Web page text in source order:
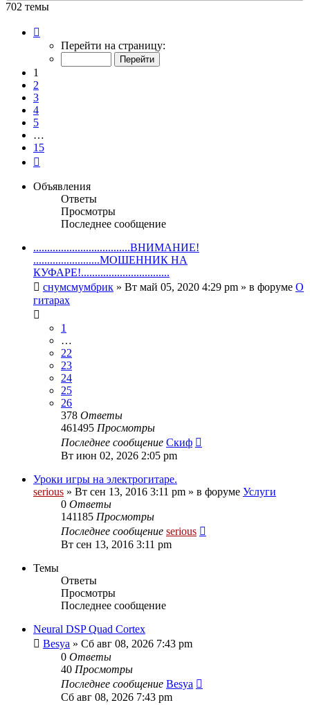
702 темы
Перейти на страницу:
1
2
3
4
5
…
15
Объявления
Ответы
Просмотры
Последнее сообщение
...................................ВНИМАНИЕ!
........................МОШЕННИК НА
КУФАРЕ!................................
снумсмумбрик » Вт май 05, 2020 4:29 pm » в форуме О
гитарах
1
…
22
23
24
25
26
378 Ответы
461495 Просмотры
Последнее сообщение Скиф
Вт июн 02, 2026 2:05 pm
Уроки игры на электрогитаре.
serious » Вт сен 13, 2016 3:11 pm » в форуме Услуги
0 Ответы
141185 Просмотры
Последнее сообщение serious
Вт сен 13, 2016 3:11 pm
Темы
Ответы
Просмотры
Последнее сообщение
Neural DSP Quad Cortex
Besya » Сб авг 08, 2026 7:43 pm
0 Ответы
40 Просмотры
Последнее сообщение Besya
Сб авг 08, 2026 7:43 pm